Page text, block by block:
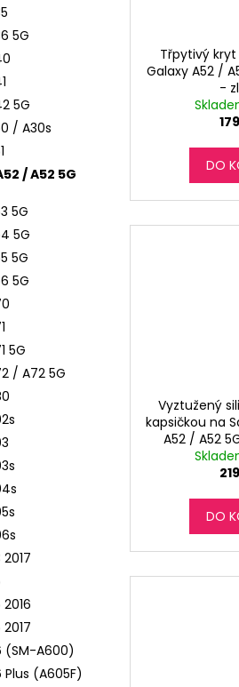
5G
5G
/ A30s
/ A52 5G
5G
5G
5G
5G
5G
/ A72 5G
(SM-A600)
(A605F)
Třpytivý
Galaxy A52 /
-
DO
Vyztužený
kapsičkou na
A52 / A52
světle
DO